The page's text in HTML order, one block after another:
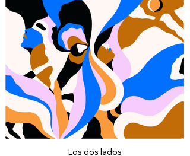
Los dos lados